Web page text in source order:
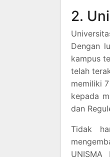
2.
Dengan
kampus
telah
memiliki
kepada
dan
Tidak